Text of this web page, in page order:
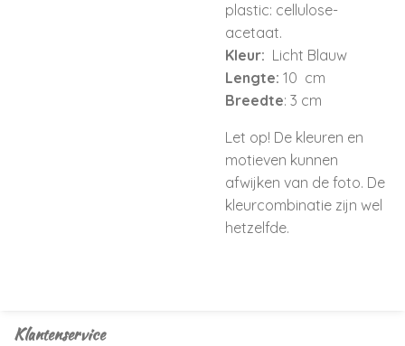
plastic: cellulose-
acetaat.
Kleur: Licht Blauw
Lengte: 10 cm
Breedte: 3 cm
Let op! De kleuren en
motieven kunnen
afwijken van de foto. De
kleurcombinatie zijn wel
hetzelfde.
Klantenservice